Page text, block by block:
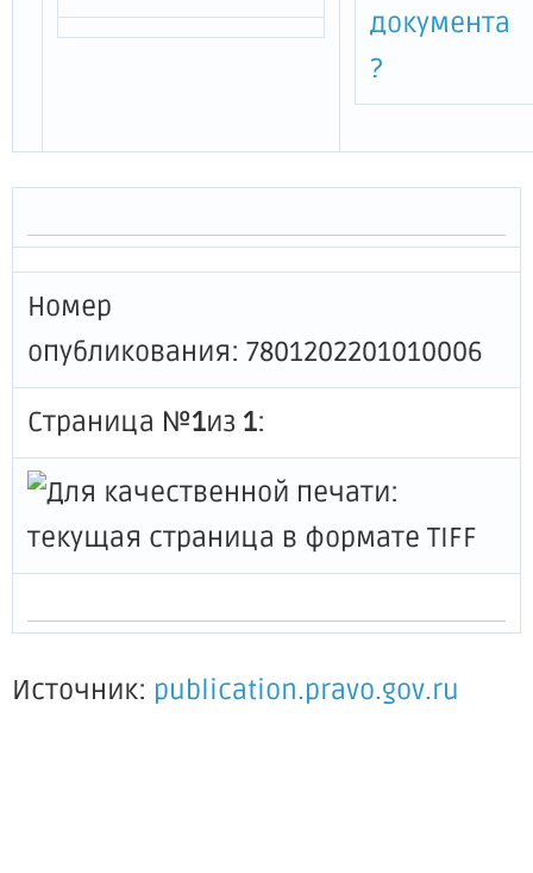
документа
?
Номер
опубликования: 7801202201010006
Страница №1из 1:
Источник: publication.pravo.gov.ru